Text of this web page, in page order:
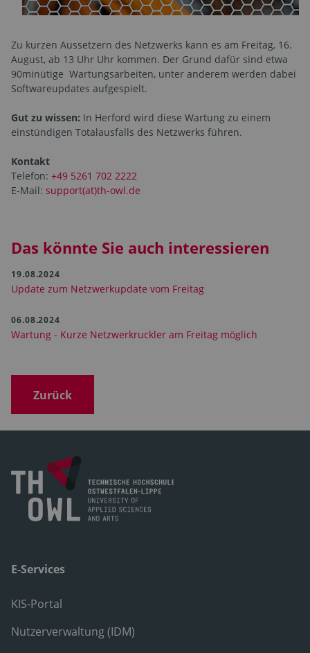
Zu kurzen Aussetzern des Netzwerks kann es am Freitag, 16.
August, ab 13 Uhr Uhr kommen. Der Grund dafür sind etwa
90minütige Wartungsarbeiten, unter anderem werden dabei
Softwareupdates aufgespielt.
Gut zu wissen: In Herford wird diese Wartung zu einem
einstündigen Totalausfalls des Netzwerks führen.
Kontakt
Telefon: +49 5261 702 2222
E-Mail: support(at)th-owl.de
Das könnte Sie auch interessieren
19.08.2024
Update zum Netzwerkupdate vom Freitag
06.08.2024
Wartung - Kurze Netzwerkruckler am Freitag möglich
Zurück
E-Services
KIS-Portal
Nutzerverwaltung (IDM)